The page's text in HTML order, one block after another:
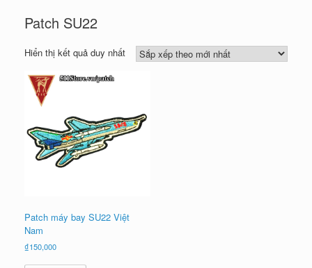
Patch SU22
Hiển thị kết quả duy nhất
Patch máy bay SU22 Việt
Nam
₫150,000